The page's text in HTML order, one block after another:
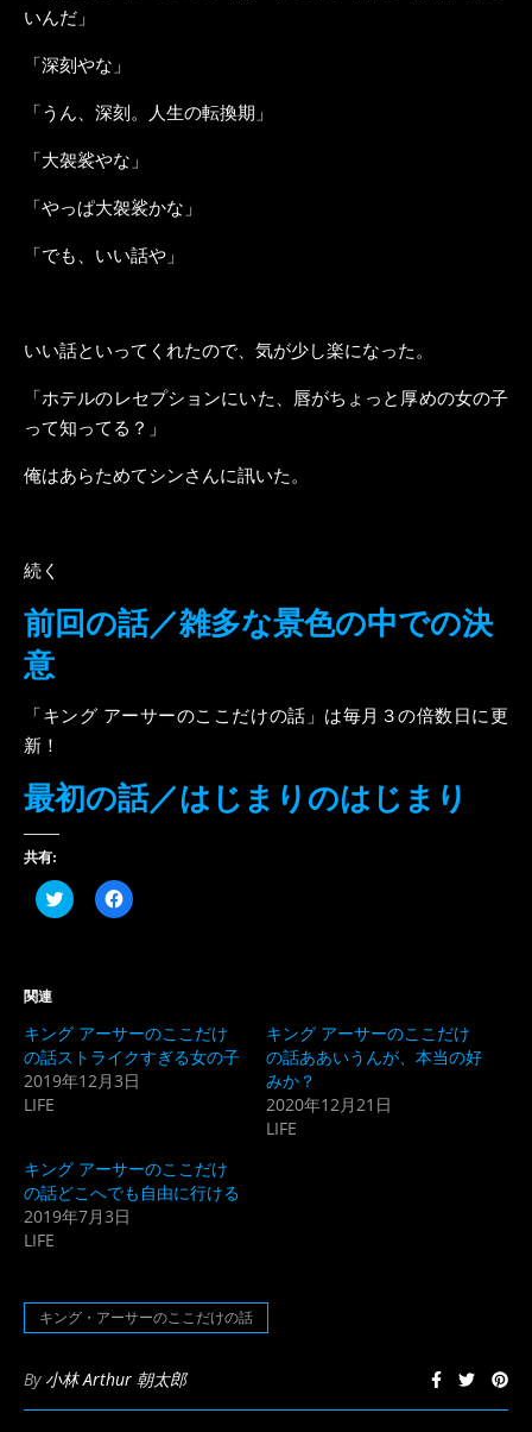
いんだ」
「深刻やな」
「うん、深刻。人生の転換期」
「大袈裟やな」
「やっぱ大袈裟かな」
「でも、いい話や」
いい話といってくれたので、気が少し楽になった。
「ホテルのレセプションにいた、唇がちょっと厚めの女の子
って知ってる？」
俺はあらためてシンさんに訊いた。
続く
前回の話／雑多な景色の中での決
意
「キング アーサーのここだけの話」は毎月３の倍数日に更
新！
最初の話／はじまりのはじまり
共有:
ク
リ
有
(新
し
い
ウ
ウ
で
開
き
ま
Facebook
で
リ
ッ
ク
し
て
(新
し
い
ウ
で
開
き
関連
キング アーサーのここだけ
の話ストライクすぎる女の子
2019年12月3日
LIFE
キング アーサーのここだけ
の話ああいうんが、本当の好
みか？
2020年12月21日
LIFE
キング アーサーのここだけ
の話どこへでも自由に行ける
2019年7月3日
LIFE
キング・アーサーのここだけの話
By 小林 Arthur 朝太郎